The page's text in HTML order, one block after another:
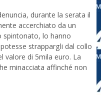
durante la serata il
accerchiato da un
spintonato, lo hanno
strappargli dal collo
valore di 5mila euro. La
minacciata affinché non